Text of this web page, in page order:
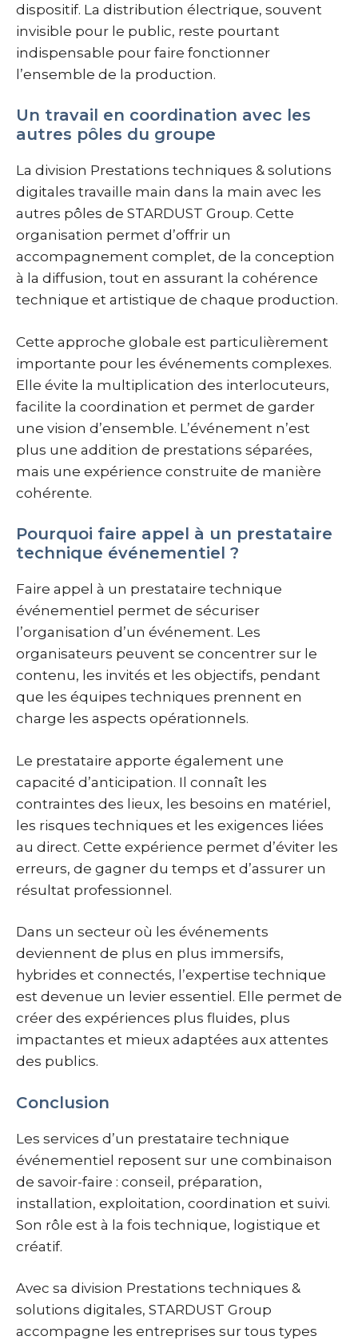
dispositif. La distribution électrique, souvent
invisible pour le public, reste pourtant
indispensable pour faire fonctionner
l’ensemble de la production.
Un travail en coordination avec les
autres pôles du groupe
La division Prestations techniques & solutions
digitales travaille main dans la main avec les
autres pôles de STARDUST Group. Cette
organisation permet d’offrir un
accompagnement complet, de la conception
à la diffusion, tout en assurant la cohérence
technique et artistique de chaque production.
Cette approche globale est particulièrement
importante pour les événements complexes.
Elle évite la multiplication des interlocuteurs,
facilite la coordination et permet de garder
une vision d’ensemble. L’événement n’est
plus une addition de prestations séparées,
mais une expérience construite de manière
cohérente.
Pourquoi faire appel à un prestataire
technique événementiel ?
Faire appel à un prestataire technique
événementiel permet de sécuriser
l’organisation d’un événement. Les
organisateurs peuvent se concentrer sur le
contenu, les invités et les objectifs, pendant
que les équipes techniques prennent en
charge les aspects opérationnels.
Le prestataire apporte également une
capacité d’anticipation. Il connaît les
contraintes des lieux, les besoins en matériel,
les risques techniques et les exigences liées
au direct. Cette expérience permet d’éviter les
erreurs, de gagner du temps et d’assurer un
résultat professionnel.
Dans un secteur où les événements
deviennent de plus en plus immersifs,
hybrides et connectés, l’expertise technique
est devenue un levier essentiel. Elle permet de
créer des expériences plus fluides, plus
impactantes et mieux adaptées aux attentes
des publics.
Conclusion
Les services d’un prestataire technique
événementiel reposent sur une combinaison
de savoir-faire : conseil, préparation,
installation, exploitation, coordination et suivi.
Son rôle est à la fois technique, logistique et
créatif.
Avec sa division Prestations techniques &
solutions digitales, STARDUST Group
accompagne les entreprises sur tous types